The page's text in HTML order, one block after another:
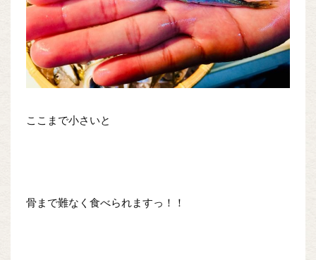
ここまで小さいと
骨まで難なく食べられますっ！！